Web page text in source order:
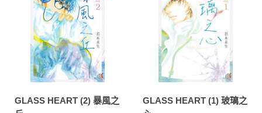
GLASS HEART (2) 暴風之
GLASS HEART (1) 玻璃之